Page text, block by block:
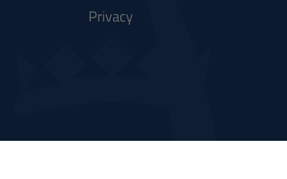
Privacy